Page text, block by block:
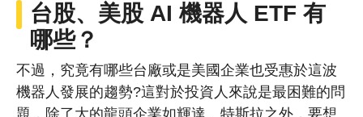
台股、美股 AI 機器人 ETF 有
哪些？
不過，究竟有哪些台廠或是美國企業也受惠於這波
機器人發展的趨勢?這對於投資人來說是最困難的問